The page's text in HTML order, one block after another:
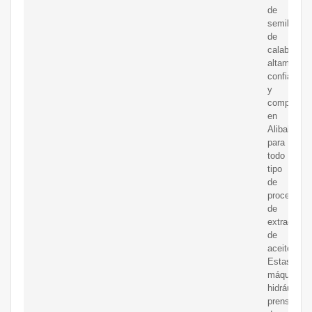
de
semilla
de
calabaza
altamente
confiable
y
en
para
todo
tipo
de
procesos
de
extracción
de
aceite.
Estas
máquina
hidráulica
prensa